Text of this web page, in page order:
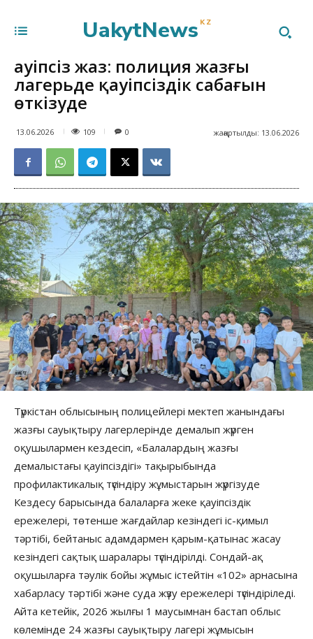
UakytNews KZ
Қауіпсіз жаз: полиция жазғы
лагерьде қауіпсіздік сабағын
өткізуде
13.06.2026 109 жаңартылды: 13.06.2026
0
Түркістан облысының полицейлері мектеп жанындағы
жазғы сауықтыру лагерлерінде демалып жүрген
оқушылармен кездесіп, «Балалардың жазғы
демалыстағы қауіпсіздігі» тақырыбында
профилактикалық түсіндіру жұмыстарын жүргізуде
Кездесу барысында балаларға жеке қауіпсіздік
ережелері, төтенше жағдайлар кезіндегі іс-қимыл
тәртібі, бейтаныс адамдармен қарым-қатынас жасау
кезіндегі сақтық шаралары түсіндірілді. Сондай-ақ
оқушыларға тәулік бойы жұмыс істейтін «102» арнасына
хабарласу тәртібі және суда жүзу ережелері түсіндіріледі.
Айта кетейік, 2026 жылғы 1 маусымнан бастап облыс
көлемінде 24 жазғы сауықтыру лагері жұмысын